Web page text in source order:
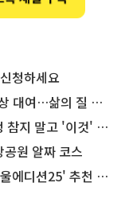
청하세요
…삶의 질 높인다
고 '이것' 해보세요!
원 알짜 코스
션25' 추천 코스